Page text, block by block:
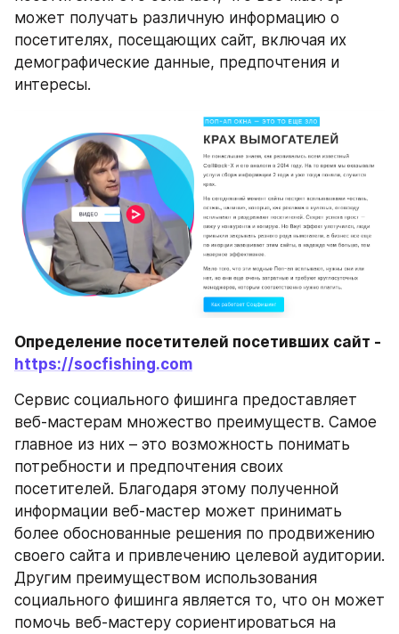
может получать различную информацию о
посетителях, посещающих сайт, включая их
демографические данные, предпочтения и
интересы.
https://socfishing.com
Сервис социального фишинга предоставляет
веб-мастерам множество преимуществ. Самое
главное из них – это возможность понимать
потребности и предпочтения своих
посетителей. Благодаря этому полученной
информации веб-мастер может принимать
более обоснованные решения по продвижению
своего сайта и привлечению целевой аудитории.
Другим преимуществом использования
социального фишинга является то, что он может
помочь веб-мастеру сориентироваться на